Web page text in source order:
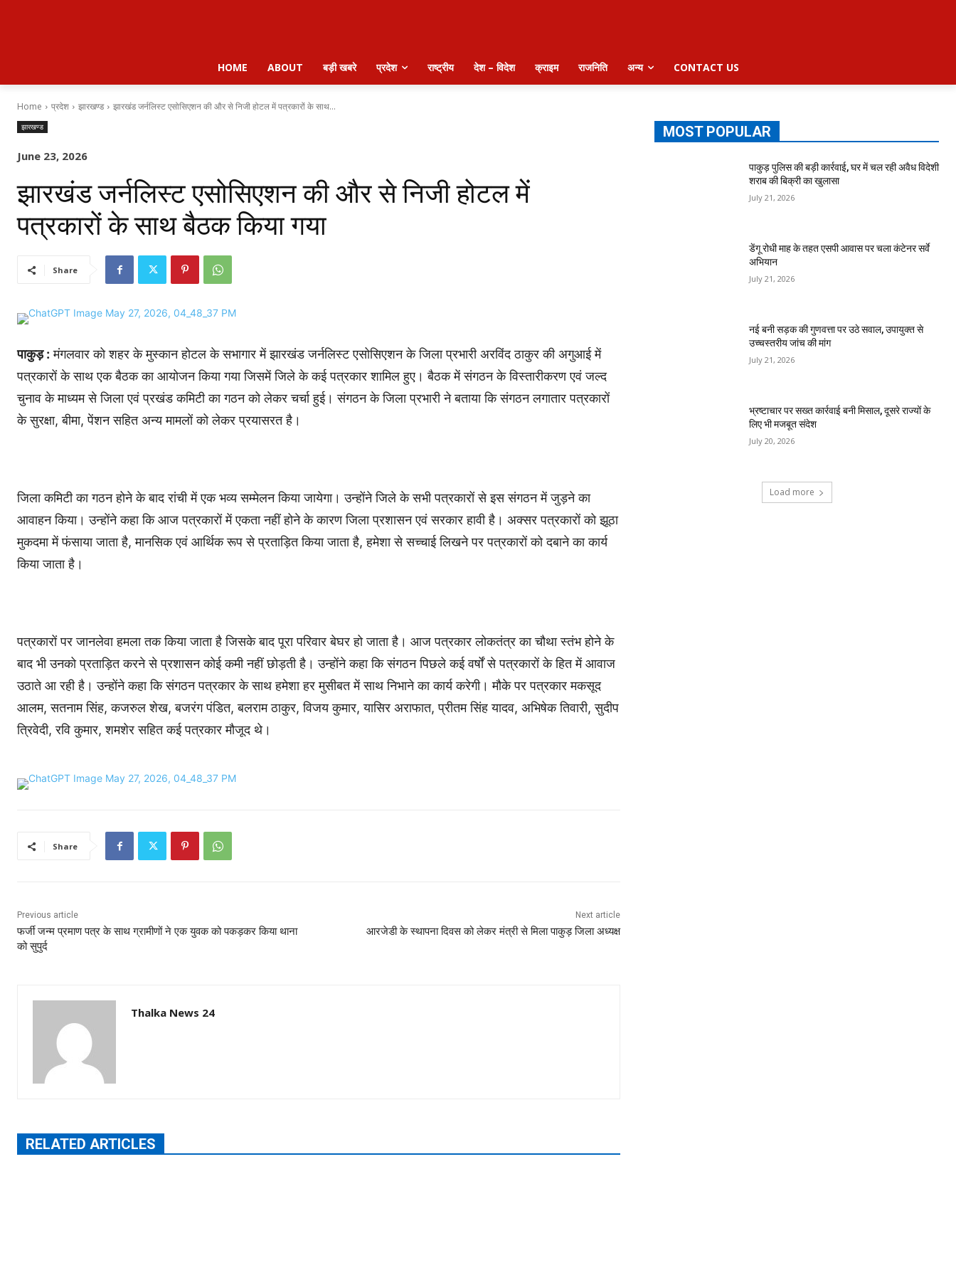
HOME ABOUT बड़ी खबरे प्रदेश राष्ट्रीय देश – विदेश क्राइम राजनिति अन्य CONTACT US
Home प्रदेश झारखण्ड झारखंड जर्नलिस्ट एसोसिएशन की और से निजी होटल में पत्रकारों के साथ...
झारखण्ड
June 23, 2026
झारखंड जर्नलिस्ट एसोसिएशन की और से निजी होटल में
पत्रकारों के साथ बैठक किया गया
Share
पाकुड़ : मंगलवार को शहर के मुस्कान होटल के सभागार में झारखंड जर्नलिस्ट एसोसिएशन के जिला प्रभारी अरविंद ठाकुर की अगुआई में
पत्रकारों के साथ एक बैठक का आयोजन किया गया जिसमें जिले के कई पत्रकार शामिल हुए। बैठक में संगठन के विस्तारीकरण एवं जल्द
चुनाव के माध्यम से जिला एवं प्रखंड कमिटी का गठन को लेकर चर्चा हुई। संगठन के जिला प्रभारी ने बताया कि संगठन लगातार पत्रकारों
के सुरक्षा, बीमा, पेंशन सहित अन्य मामलों को लेकर प्रयासरत है।
जिला कमिटी का गठन होने के बाद रांची में एक भव्य सम्मेलन किया जायेगा। उन्होंने जिले के सभी पत्रकारों से इस संगठन में जुड़ने का
आवाहन किया। उन्होंने कहा कि आज पत्रकारों में एकता नहीं होने के कारण जिला प्रशासन एवं सरकार हावी है। अक्सर पत्रकारों को झूठा
मुकदमा में फंसाया जाता है, मानसिक एवं आर्थिक रूप से प्रताड़ित किया जाता है, हमेशा से सच्चाई लिखने पर पत्रकारों को दबाने का कार्य
किया जाता है।
पत्रकारों पर जानलेवा हमला तक किया जाता है जिसके बाद पूरा परिवार बेघर हो जाता है। आज पत्रकार लोकतंत्र का चौथा स्तंभ होने के
बाद भी उनको प्रताड़ित करने से प्रशासन कोई कमी नहीं छोड़ती है। उन्होंने कहा कि संगठन पिछले कई वर्षों से पत्रकारों के हित में आवाज
उठाते आ रही है। उन्होंने कहा कि संगठन पत्रकार के साथ हमेशा हर मुसीबत में साथ निभाने का कार्य करेगी। मौके पर पत्रकार मकसूद
आलम, सतनाम सिंह, कजरुल शेख, बजरंग पंडित, बलराम ठाकुर, विजय कुमार, यासिर अराफात, प्रीतम सिंह यादव, अभिषेक तिवारी, सुदीप
त्रिवेदी, रवि कुमार, शमशेर सहित कई पत्रकार मौजूद थे।
Share
Previous article
फर्जी जन्म प्रमाण पत्र के साथ ग्रामीणों ने एक युवक को पकड़कर किया थाना
को सुपुर्द
Next article
आरजेडी के स्थापना दिवस को लेकर मंत्री से मिला पाकुड़ जिला अध्यक्ष
Thalka News 24
RELATED ARTICLES
MOST POPULAR
पाकुड़ पुलिस की बड़ी कार्रवाई, घर में चल रही अवैध विदेशी
शराब की बिक्री का खुलासा
July 21, 2026
डेंगू रोधी माह के तहत एसपी आवास पर चला कंटेनर सर्वे
अभियान
July 21, 2026
नई बनी सड़क की गुणवत्ता पर उठे सवाल, उपायुक्त से
उच्चस्तरीय जांच की मांग
July 21, 2026
भ्रष्टाचार पर सख्त कार्रवाई बनी मिसाल, दूसरे राज्यों के
लिए भी मजबूत संदेश
July 20, 2026
Load more